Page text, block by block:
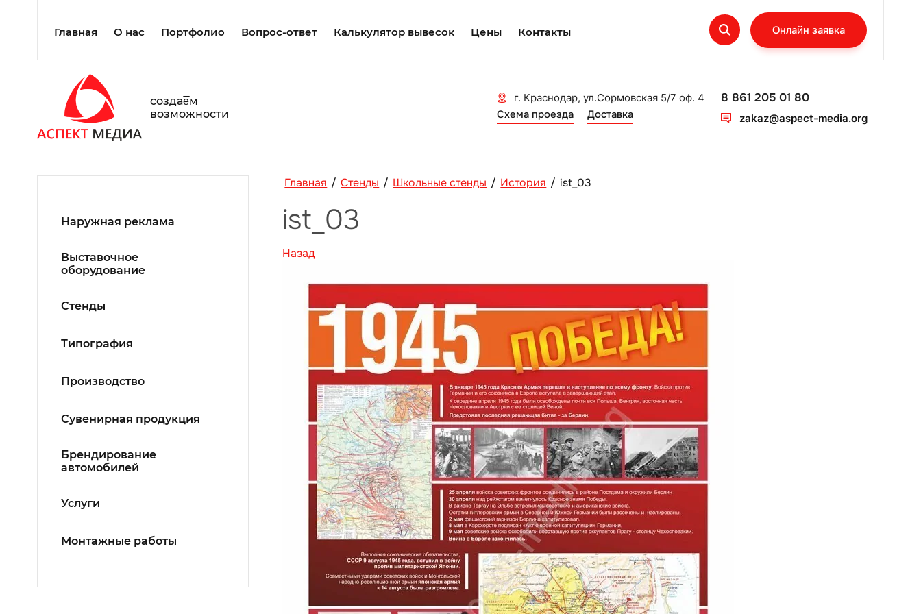
Главная О нас Портфолио Вопрос-ответ Калькулятор вывесок Цены Контакты Онлайн заявка
создаe̅м
возможности
г. Краснодар, ул.Сормовская 5/7 оф. 4
Схема проезда Доставка
8 861 205 01 80
zakaz@aspect-media.org
Наружная реклама
Выставочное
оборудование
Стенды
Типография
Производство
Сувенирная продукция
Брендирование
автомобилей
Услуги
Монтажные работы
Главная / Стенды / Школьные стенды / История / ist_03
ist_03
Назад